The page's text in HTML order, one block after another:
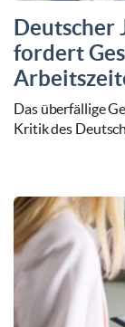
Deutscher
fordert
Das überfällige
Kritik des